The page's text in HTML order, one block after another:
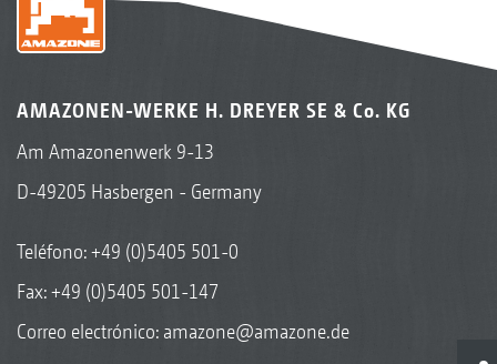
AMAZONEN-WERKE H. DREYER SE & Co. KG
Am Amazonenwerk 9-13
D-49205 Hasbergen - Germany
Teléfono:+49 (0)5405 501-0
Fax: +49 (0)5405 501-147
Correo electrónico: amazone@amazone.de